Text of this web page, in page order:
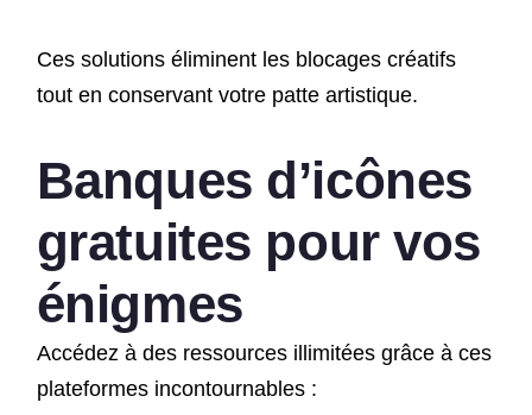
Ces solutions éliminent les blocages créatifs
tout en conservant votre patte artistique.
Banques d’icônes
gratuites pour vos
énigmes
Accédez à des ressources illimitées grâce à ces
plateformes incontournables :